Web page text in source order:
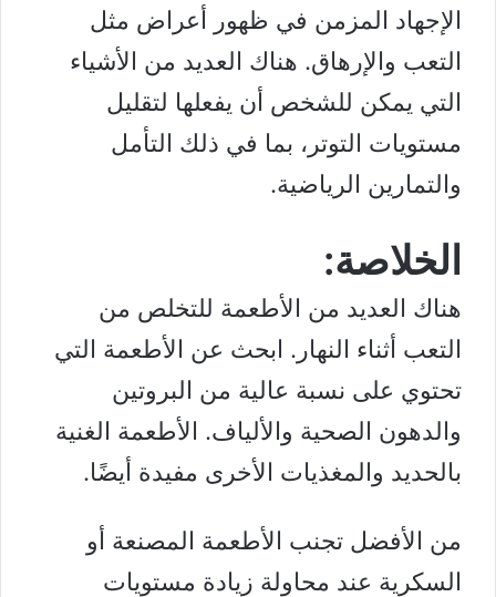
الإجهاد المزمن في ظهور أعراض مثل
التعب والإرهاق. هناك العديد من الأشياء
التي يمكن للشخص أن يفعلها لتقليل
مستويات التوتر، بما في ذلك التأمل
والتمارين الرياضية.
الخلاصة:
هناك العديد من الأطعمة للتخلص من
التعب أثناء النهار. ابحث عن الأطعمة التي
تحتوي على نسبة عالية من البروتين
والدهون الصحية والألياف. الأطعمة الغنية
بالحديد والمغذيات الأخرى مفيدة أيضًا.
من الأفضل تجنب الأطعمة المصنعة أو
السكرية عند محاولة زيادة مستويات